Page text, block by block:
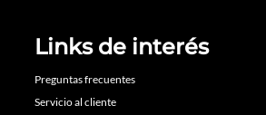
Links de interés
Preguntas frecuentes
Servicio al cliente